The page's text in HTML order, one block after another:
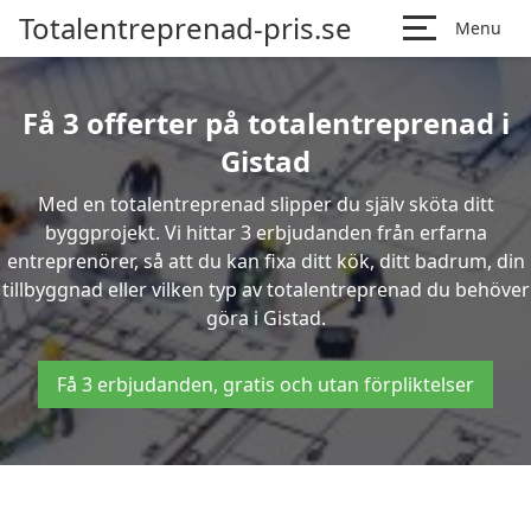
Totalentreprenad-pris.se Menu
Få 3 offerter på totalentreprenad i
Gistad
Med en totalentreprenad slipper du själv sköta ditt
byggprojekt. Vi hittar 3 erbjudanden från erfarna
entreprenörer, så att du kan fixa ditt kök, ditt badrum, din
tillbyggnad eller vilken typ av totalentreprenad du behöver
göra i Gistad.
Få 3 erbjudanden, gratis och utan förpliktelser